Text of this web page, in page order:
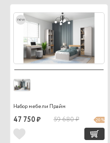
new
Набор мебели Прайм
47 750 ₽ 59 680 ₽ 20 %